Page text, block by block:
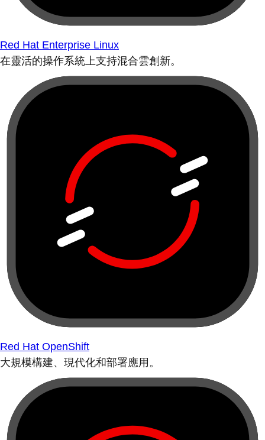
Red Hat Enterprise Linux
在靈活的操作系統上支持混合雲創新。
Red Hat OpenShift
大規模構建、現代化和部署應用。